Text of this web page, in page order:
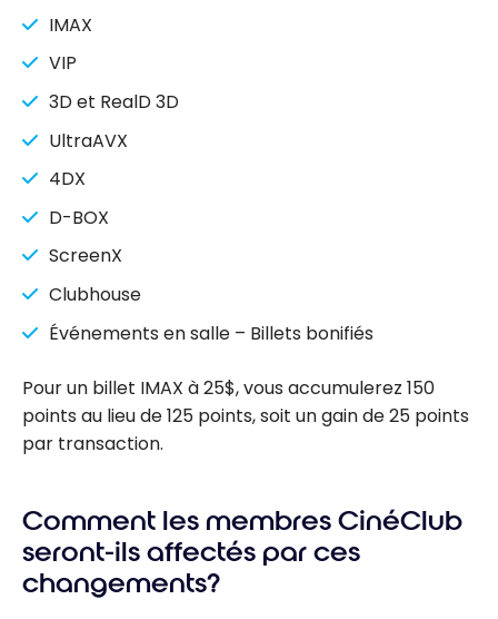
IMAX
VIP
3D et RealD 3D
UltraAVX
4DX
D-BOX
ScreenX
Clubhouse
Événements en salle – Billets bonifiés
Pour un billet IMAX à 25$, vous accumulerez 150
points au lieu de 125 points, soit un gain de 25 points
par transaction.
Comment les membres CinéClub
seront-ils affectés par ces
changements?